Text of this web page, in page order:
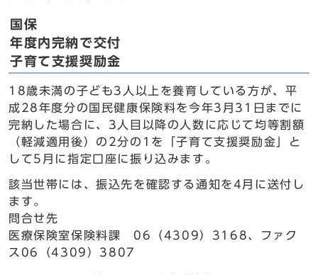
国保
年度内完納で交付
子育て支援奨励金
18歳未満の子ども3人以上を養育している方が、平
成28年度分の国民健康保険料を今年3月31日までに
完納した場合に、3人目以降の人数に応じて均等割額
（軽減適用後）の2分の1を「子育て支援奨励金」と
して5月に指定口座に振り込みます。
該当世帯には、振込先を確認する通知を4月に送付し
ます。
問合せ先
医療保険室保険料課 06（4309）3168、ファク
ス06（4309）3807